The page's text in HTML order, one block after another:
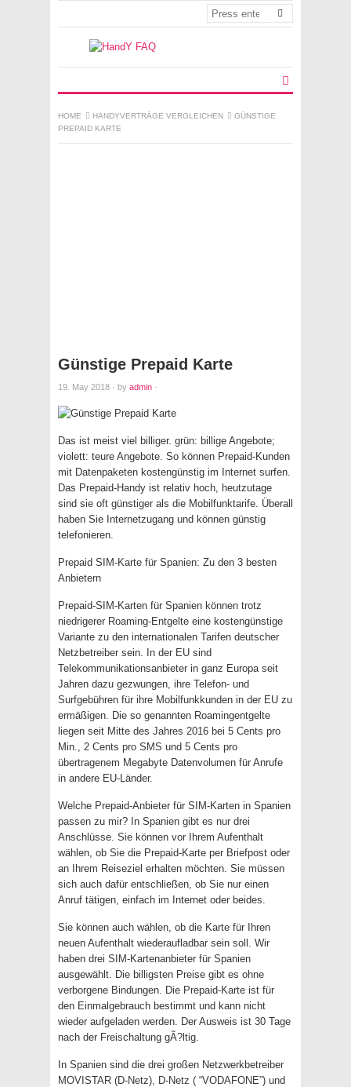
HOME HANDYVERTRÄGE VERGLEICHEN
GÜNSTIGE
PREPAID KARTE
Günstige Prepaid Karte
19. May 2018 · by admin ·
Das ist meist viel billiger. grün: billige Angebote;
violett: teure Angebote. So können Prepaid-Kunden
mit Datenpaketen kostengünstig im Internet surfen.
Das Prepaid-Handy ist relativ hoch, heutzutage
sind sie oft günstiger als die Mobilfunktarife. Überall
haben Sie Internetzugang und können günstig
telefonieren.
Prepaid SIM-Karte für Spanien: Zu den 3 besten
Anbietern
Prepaid-SIM-Karten für Spanien können trotz
niedrigerer Roaming-Entgelte eine kostengünstige
Variante zu den internationalen Tarifen deutscher
Netzbetreiber sein. In der EU sind
Telekommunikationsanbieter in ganz Europa seit
Jahren dazu gezwungen, ihre Telefon- und
Surfgebühren für ihre Mobilfunkkunden in der EU zu
ermäßigen. Die so genannten Roamingentgelte
liegen seit Mitte des Jahres 2016 bei 5 Cents pro
Min., 2 Cents pro SMS und 5 Cents pro
übertragenem Megabyte Datenvolumen für Anrufe
in andere EU-Länder.
Welche Prepaid-Anbieter für SIM-Karten in Spanien
passen zu mir? In Spanien gibt es nur drei
Anschlüsse. Sie können vor Ihrem Aufenthalt
wählen, ob Sie die Prepaid-Karte per Briefpost oder
an Ihrem Reiseziel erhalten möchten. Sie müssen
sich auch dafür entschließen, ob Sie nur einen
Anruf tätigen, einfach im Internet oder beides.
Sie können auch wählen, ob die Karte für Ihren
neuen Aufenthalt wiederaufladbar sein soll. Wir
haben drei SIM-Kartenanbieter für Spanien
ausgewählt. Die billigsten Preise gibt es ohne
verborgene Bindungen. Die Prepaid-Karte ist für
den Einmalgebrauch bestimmt und kann nicht
wieder aufgeladen werden. Der Ausweis ist 30 Tage
nach der Freischaltung gÃ?ltig.
In Spanien sind die drei großen Netzwerkbetreiber
MOVISTAR (D-Netz), D-Netz ( “VODAFONE”) und